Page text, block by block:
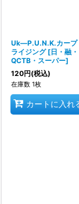
Uk―P.U.N.K.カープ
ライジング [日・融・
QCTB・スーパー]
120円(税込)
在庫数 1枚
カートに入れ